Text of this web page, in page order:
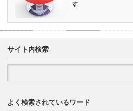
す
サイト内検索
よく検索されているワード